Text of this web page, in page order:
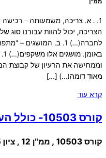
1. . א. צריכה, משמעותה – רכישה
הצריכה, יכול להוות עבורנו
לחברה(…) 1. ב.
וממחישה את הרעיון של קבוצת
מאוד דומה(…) […]
קרא עוד
קורס 10503- כולל הערות !
קורס 10503 , ממ"ן 12 , ציון 95